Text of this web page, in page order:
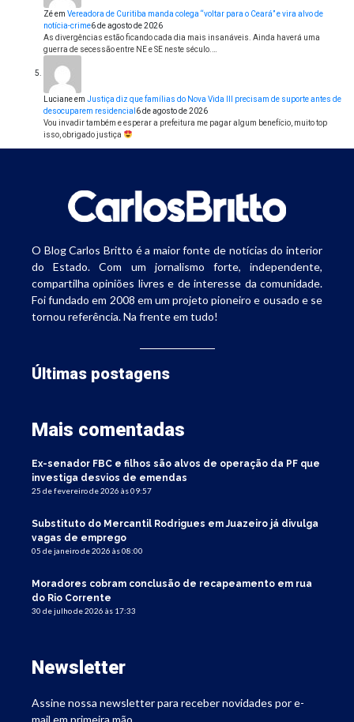
Zéem Vereadora de Curitiba manda colega “voltar para o Ceará” e vira alvo de
notícia-crime6 de agosto de 2026
As divergências estão ficando cada dia mais insanáveis. Ainda haverá uma
guerra de secessão entre NE e SE neste século.…
Lucianeem Justiça diz que famílias do Nova Vida III precisam de suporte antes de
desocuparem residencial 6 de agosto de 2026
Vou invadir também e esperar a prefeitura me pagar algum benefício, muito top
isso, obrigado justiça
O Blog Carlos Britto é a maior fonte de notícias do interior
do Estado. Com um jornalismo forte, independente,
compartilha opiniões livres e de interesse da comunidade.
Foi fundado em 2008 em um projeto pioneiro e ousado e se
tornou referência. Na frente em tudo!
Últimas postagens
Mais comentadas
Ex-senador FBC e filhos são alvos de operação da PF que
investiga desvios de emendas
25 de fevereiro de 2026 às 09:57
Substituto do Mercantil Rodrigues em Juazeiro já divulga
vagas de emprego
05 de janeiro de 2026 às 08:00
Moradores cobram conclusão de recapeamento em rua
do Rio Corrente
30 de julho de 2026 às 17:33
Newsletter
Assine nossa newsletter para receber novidades por e-
mail em primeira mão.